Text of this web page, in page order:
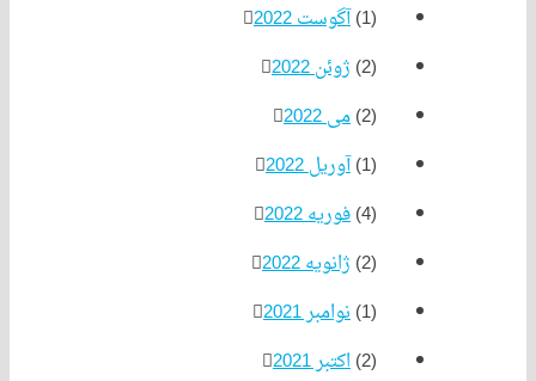
آگوست 2022
ژوئن 2022
می 2022
آوریل 2022
فوریه 2022
ژانویه 2022
نوامبر 2021
اکتبر 2021